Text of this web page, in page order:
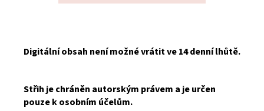
Digitální obsah není možné vrátit ve 14 denní lhůtě.
Střih je chráněn autorským právem a je určen
pouze k osobním účelům.